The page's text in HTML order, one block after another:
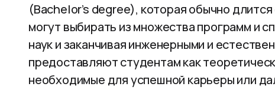
(Bachelor’s degree), которая обычно
могут выбирать из множества программ и
наук и заканчивая инженерными и
предоставляют студентам как
необходимые для успешной карьеры или